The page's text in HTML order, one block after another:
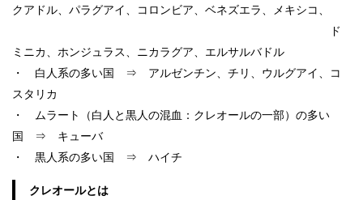
クアドル、パラグアイ、コロンビア、ベネズエラ、メキシコ、
ド
ミニカ、ホンジュラス、ニカラグア、エルサルバドル
・ 白人系の多い国 ⇒ アルゼンチン、チリ、ウルグアイ、コ
スタリカ
・ ムラート（白人と黒人の混血：クレオールの一部）の多い
国 ⇒ キューバ
・ 黒人系の多い国 ⇒ ハイチ
クレオールとは